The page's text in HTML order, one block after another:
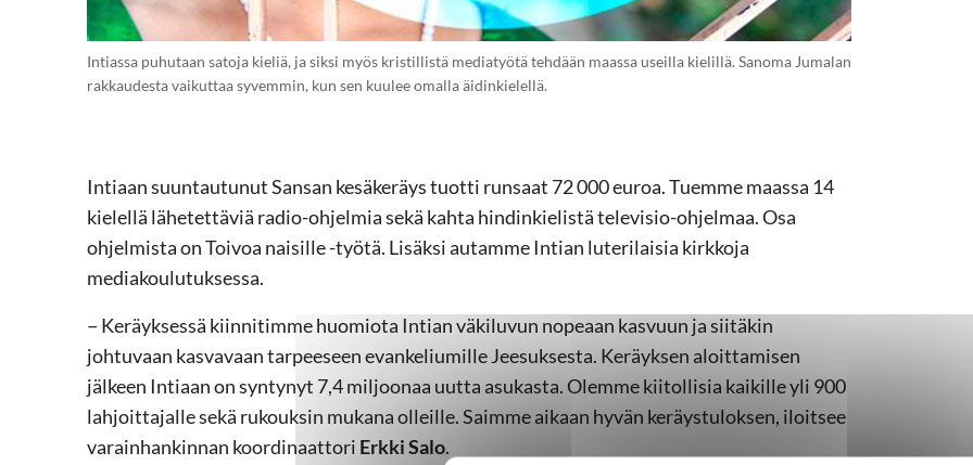
Intiassa puhutaan satoja kieliä, ja siksi myös kristillistä mediatyötä tehdään maassa useilla kielillä. Sanoma Jumalan
rakkaudesta vaikuttaa syvemmin, kun sen kuulee omalla äidinkielellä.
Intiaan suuntautunut Sansan kesäkeräys tuotti runsaat 72 000 euroa. Tuemme maassa 14
kielellä lähetettäviä radio-ohjelmia sekä kahta hindinkielistä televisio-ohjelmaa. Osa
ohjelmista on Toivoa naisille -työtä. Lisäksi autamme Intian luterilaisia kirkkoja
mediakoulutuksessa.
− Keräyksessä kiinnitimme huomiota Intian väkiluvun nopeaan kasvuun ja siitäkin
johtuvaan kasvavaan tarpeeseen evankeliumille Jeesuksesta. Keräyksen aloittamisen
jälkeen Intiaan on syntynyt 7,4 miljoonaa uutta asukasta. Olemme kiitollisia kaikille yli 900
lahjoittajalle sekä rukouksin mukana olleille. Saimme aikaan hyvän keräystuloksen, iloitsee
varainhankinnan koordinaattori Erkki Salo.